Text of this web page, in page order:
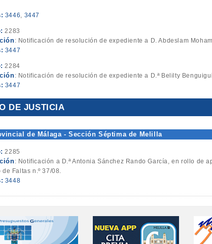
3446, 3447
2283
: Notificación de resolución de expediente a D. Abdeslam
3447
2284
: Notificación de resolución de expediente a D.ª Belilty
3447
DE JUSTICIA
de Málaga - Sección Séptima de Melilla
2285
: Notificación a D.ª Antonia Sánchez Rando García, en rollo de
Faltas n.º 37/08.
3448